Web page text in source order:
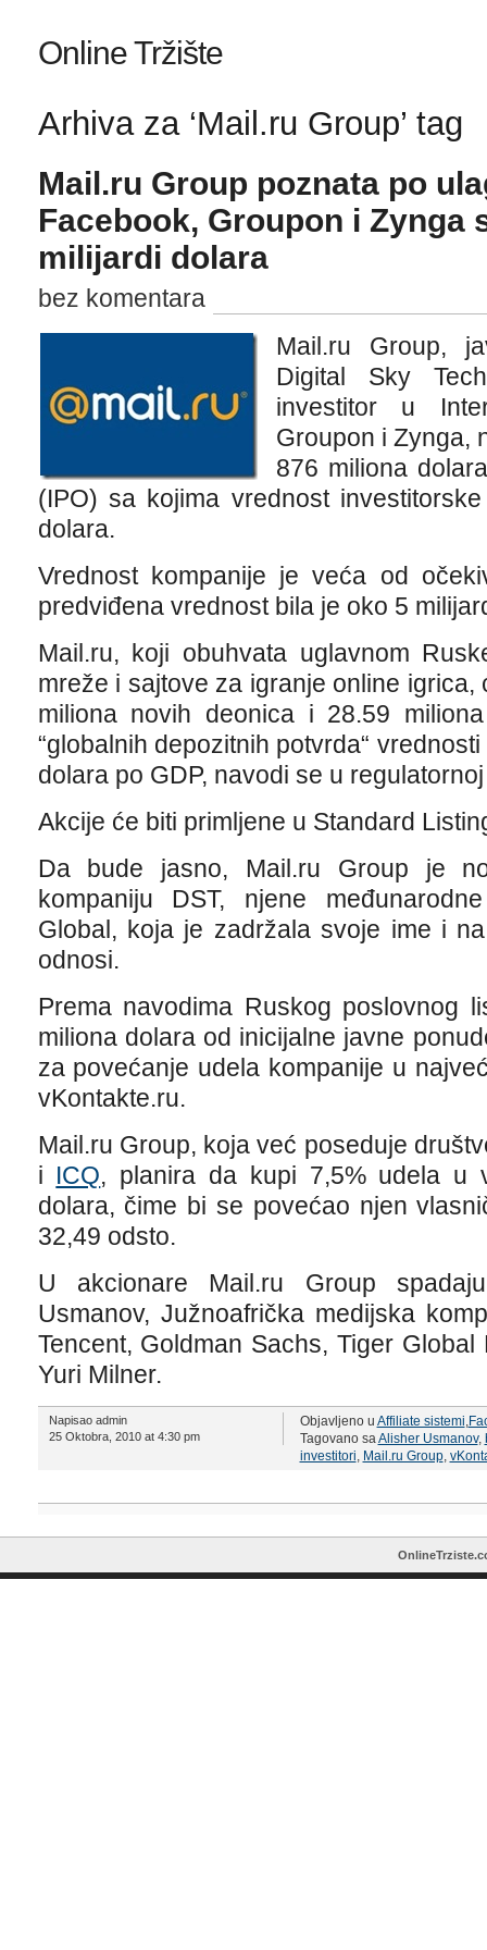
Online Tržište
Arhiva za ‘Mail.ru Group’ tag
Mail.ru Group poznata po
Facebook, Groupon i Zynga
milijardi dolara
bez komentara
Mail.ru Group,
Digital Sky
investitor u
Groupon i Zynga,
876 miliona
(IPO) sa kojima vrednost
dolara.
Vrednost kompanije je veća od
predviđena vrednost bila je oko 5
Mail.ru, koji obuhvata uglavnom
mreže i sajtove za igranje online
miliona novih deonica i 28.59
“globalnih depozitnih potvrda“
dolara po GDP, navodi se u
Akcije će biti primljene u Standard
Da bude jasno, Mail.ru Group je
kompaniju DST, njene
Global, koja je zadržala svoje ime i
odnosi.
Prema navodima Ruskog poslovnog
miliona dolara od inicijalne javne
za povećanje udela kompanije u
vKontakte.ru.
Mail.ru Group, koja već poseduje
i ICQ, planira da kupi 7,5% udela u
dolara, čime bi se povećao njen
32,49 odsto.
U akcionare Mail.ru Group
Usmanov, Južnoafrička medijska
Tencent, Goldman Sachs, Tiger
Yuri Milner.
Napisao admin
25 Oktobra, 2010 at 4:30 pm
Objavljeno u Affiliate sistemi,
Tagovano saAlisher Usmanov,
investitori, Mail.ru Group,